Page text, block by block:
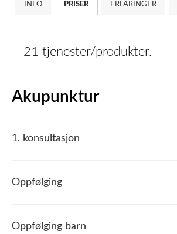
INFO PRISER ERFARINGER
21 tjenester/produkter.
Akupunktur
1. konsultasjon
Oppfølging
Oppfølging barn